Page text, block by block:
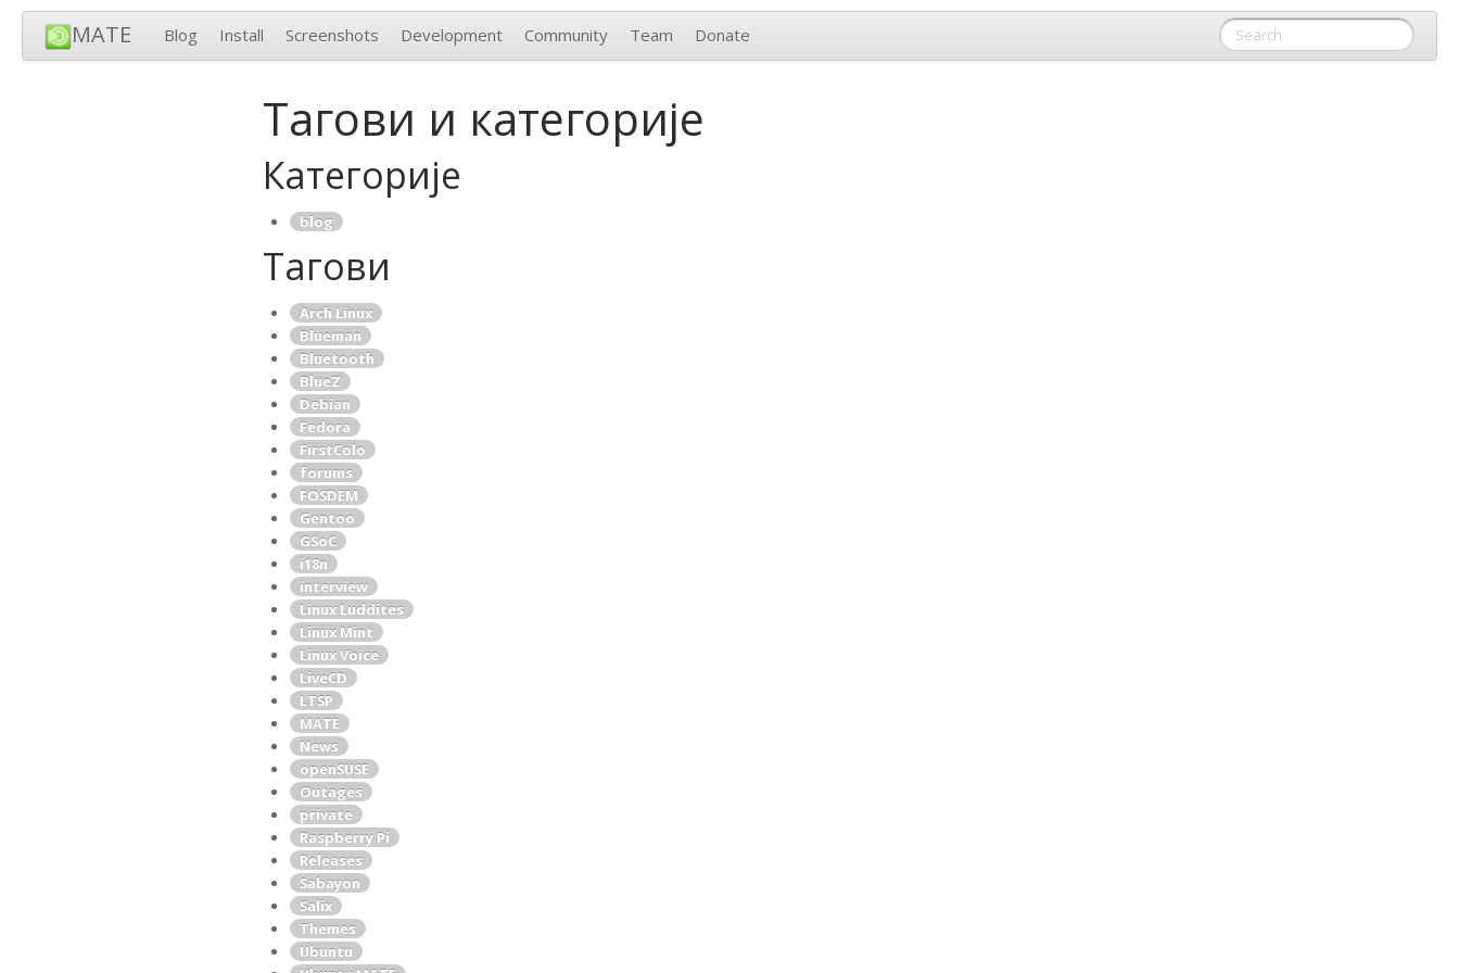
MATE Blog Install Screenshots Development Community Team Donate
Тагови и категорије
Категорије
blog
Тагови
Arch Linux
Blueman
Bluetooth
BlueZ
Debian
Fedora
FirstColo
forums
FOSDEM
Gentoo
GSoC
i18n
interview
Linux Luddites
Linux Mint
Linux Voice
LiveCD
LTSP
MATE
News
openSUSE
Outages
private
Raspberry Pi
Releases
Sabayon
Salix
Themes
Ubuntu